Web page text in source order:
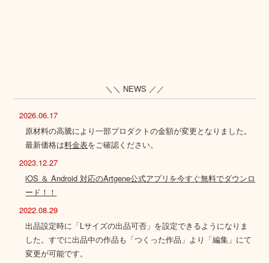
＼＼ NEWS ／／
2026.06.17
原材料の高騰により一部プロダクトの金額が変更となりました。
最新価格は料金表をご確認ください。
2023.12.27
iOS ＆ Android 対応のArtgene公式アプリを今すぐ無料でダウンロ
ード！！
2022.08.29
出品設定時に「Lサイズの出品可否」を設定できるようになりま
した。すでに出品中の作品も「つくった作品」より「編集」にて
変更が可能です。